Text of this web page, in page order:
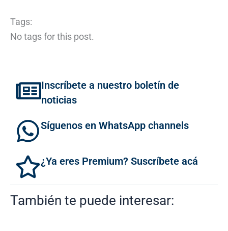
Tags:
No tags for this post.
Inscríbete a nuestro boletín de
noticias
Síguenos en WhatsApp channels
¿Ya eres Premium? Suscríbete acá
También te puede interesar: